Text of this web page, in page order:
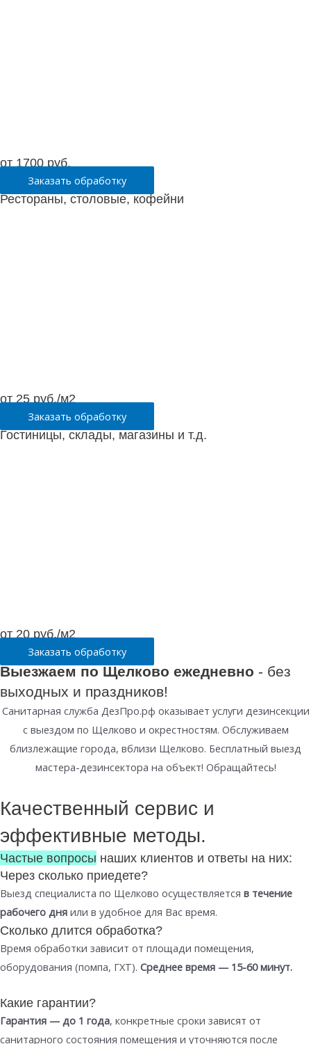
от 1700 руб.
Заказать обработку
Рестораны, столовые, кофейни
от 25 руб./м2
Заказать обработку
Гостиницы, склады, магазины и т.д.
от 20 руб./м2
Заказать обработку
Выезжаем по Щелково ежедневно - без
выходных и праздников!
Санитарная служба ДезПро.рф оказывает услуги дезинсекции
с выездом по Щелково и окрестностям. Обслуживаем
близлежащие города, вблизи Щелково. Бесплатный выезд
мастера-дезинсектора на объект! Обращайтесь!
Качественный сервис и
эффективные методы.
Частые вопросы наших клиентов и ответы на них:
Через сколько приедете?
Выезд специалиста по Щелково осуществляется в течение
рабочего дня или в удобное для Вас время.
Сколько длится обработка?
Время обработки зависит от площади помещения,
оборудования (помпа, ГХТ). Среднее время — 15-60 минут.
Какие гарантии?
Гарантия — до 1 года, конкретные сроки зависят от
санитарного состояния помещения и уточняются после